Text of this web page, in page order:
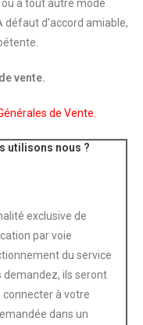
à tout autre mode
d’accord amiable,
vente.
de Vente.
utilisons nous ?
exclusive de
par voie
du service
demandez, ils seront
à votre
dans un